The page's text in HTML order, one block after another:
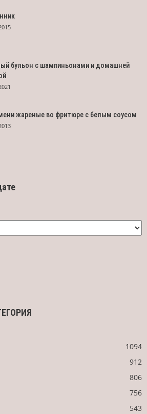
бульон с шампиньонами и домашней
жареные во фритюре с белым соусом
1094
912
806
756
543